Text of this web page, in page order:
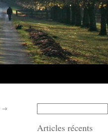
→
Articles récents